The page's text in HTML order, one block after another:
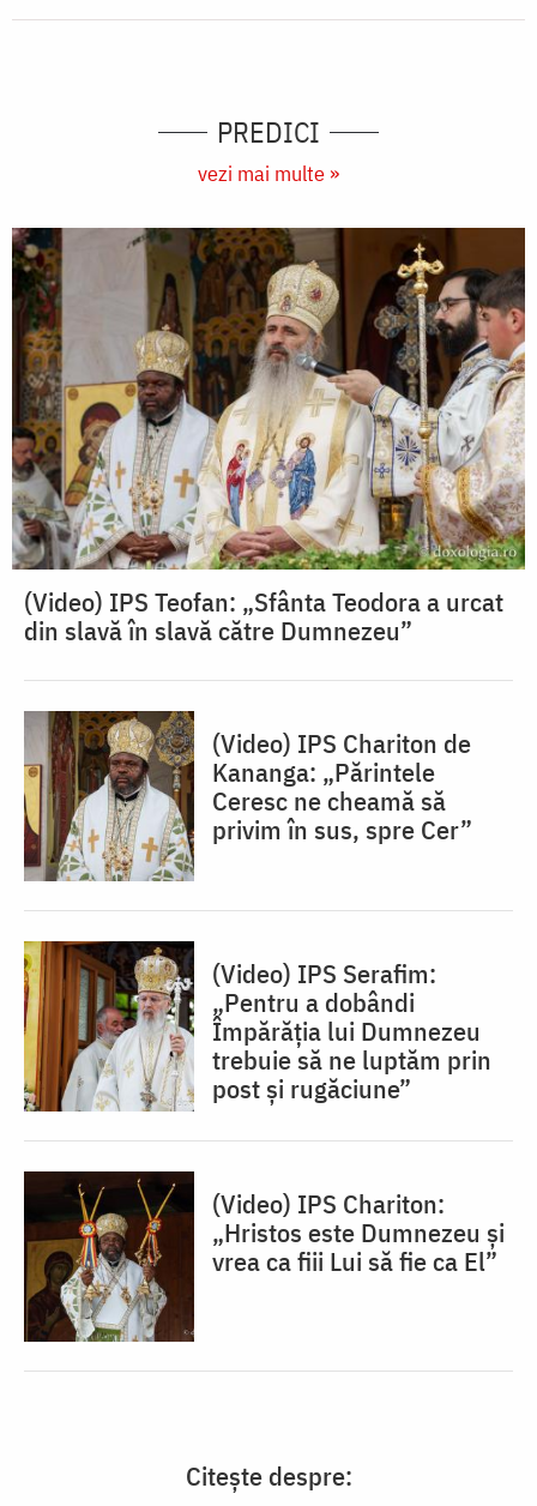
PREDICI
vezi mai multe »
(Video) IPS Teofan: „Sfânta Teodora a urcat
din slavă în slavă către Dumnezeu”
(Video) IPS Chariton de
Kananga: „Părintele
Ceresc ne cheamă să
privim în sus, spre Cer”
(Video) IPS Serafim:
„Pentru a dobândi
Împărăția lui Dumnezeu
trebuie să ne luptăm prin
post și rugăciune”
(Video) IPS Chariton:
„Hristos este Dumnezeu și
vrea ca fiii Lui să fie ca El”
Citește despre: